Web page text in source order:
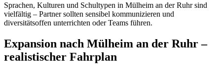
Sprachen, Kulturen und Schultypen in Mülheim an der Ruhr sind
vielfältig – Partner sollten sensibel kommunizieren und
diversitätsoffen unterrichten oder Teams führen.
Expansion nach Mülheim an der Ruhr –
realistischer Fahrplan